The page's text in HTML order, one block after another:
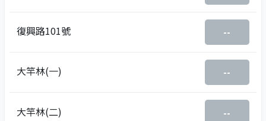
復興路101號 --
大竿林(一) --
大竿林(二) --